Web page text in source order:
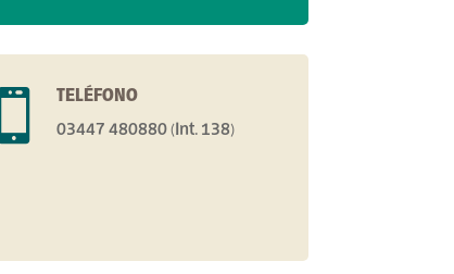

TELÉFONO
03447 480880 (Int. 138)